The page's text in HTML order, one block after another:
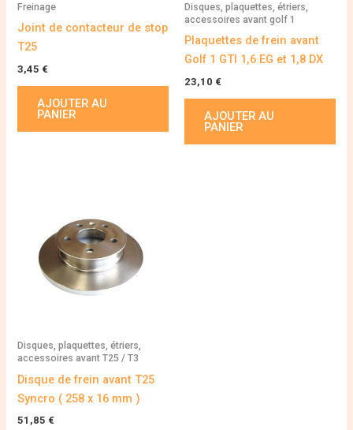
Freinage
Joint de contacteur de stop
T25
3,45 €
AJOUTER AU
PANIER
Disques, plaquettes, étriers,
accessoires avant golf 1
Plaquettes de frein avant
Golf 1 GTI 1,6 EG et 1,8 DX
23,10 €
AJOUTER AU
PANIER
Disques, plaquettes, étriers,
accessoires avant T25 / T3
Disque de frein avant T25
Syncro ( 258 x 16 mm )
51,85 €